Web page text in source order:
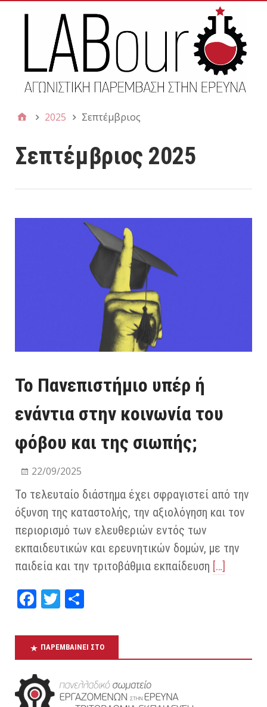
2025 Σεπτέμβριος
Σεπτέμβριος 2025
Το Πανεπιστήμιο υπέρ ή
ενάντια στην κοινωνία του
φόβου και της σιωπής;
22/09/2025
Το τελευταίο διάστημα έχει σφραγιστεί από την
όξυνση της καταστολής, την αξιολόγηση και τον
περιορισμό των ελευθεριών εντός των
εκπαιδευτικών και ερευνητικών δομών, με την
παιδεία και την τριτοβάθμια εκπαίδευση […]
Fa
bo
ok
T
tt
er
ρα
στ
εί
τε
ΠΑΡΕΜΒΑΊΝΕΙ ΣΤΟ